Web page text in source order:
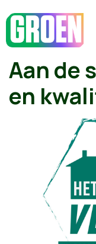
Aan de
en